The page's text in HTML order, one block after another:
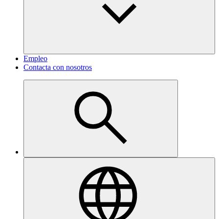
Empleo
Contacta con nosotros